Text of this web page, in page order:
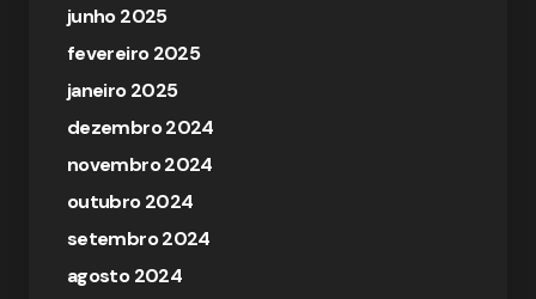
junho 2025
fevereiro 2025
janeiro 2025
dezembro 2024
novembro 2024
outubro 2024
setembro 2024
agosto 2024